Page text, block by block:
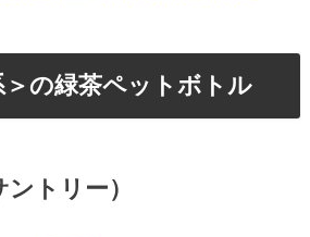
＞の緑茶ペットボトル
トリー）